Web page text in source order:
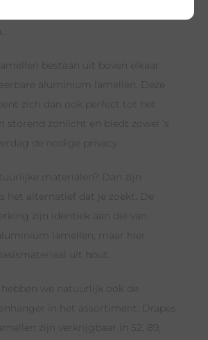
bestaan uit boven elkaar
aluminium lamellen. Deze
zich dan ook perfect tot het
storend zonlicht en biedt zowel ’s
de nodige privacy.
materialen? Dan zijn
het alternatief dat je zoekt. De
zijn identiek aan die van
lamellen, maar hier
uit hout.
we natuurlijk ook de
in het assortiment. Drapes
zijn verkrijgbaar in 52, 89,